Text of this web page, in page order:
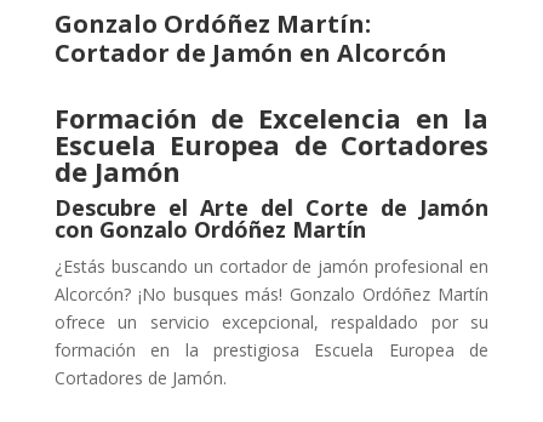
Gonzalo Ordóñez Martín:
Cortador de Jamón en Alcorcón
Formación de Excelencia en la
Escuela Europea de Cortadores
de Jamón
Descubre el Arte del Corte de Jamón
con Gonzalo Ordóñez Martín
¿Estás buscando un cortador de jamón profesional en
Alcorcón? ¡No busques más! Gonzalo Ordóñez Martín
ofrece un servicio excepcional, respaldado por su
formación en la prestigiosa Escuela Europea de
Cortadores de Jamón.